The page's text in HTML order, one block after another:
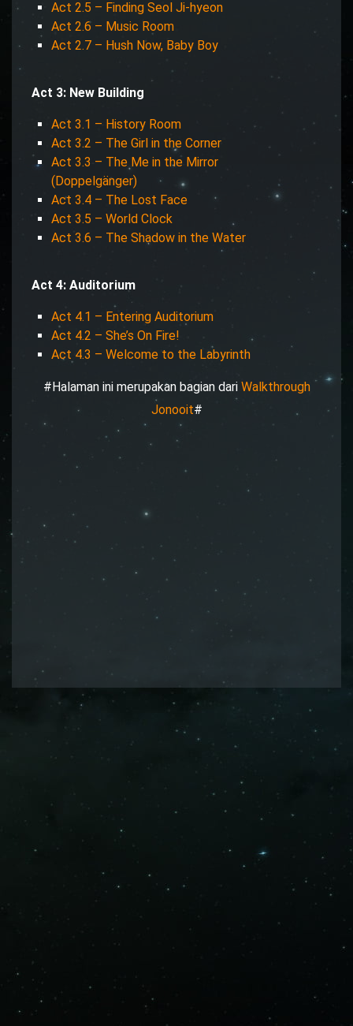
Act 2.5 – Finding Seol Ji-hyeon
Act 2.6 – Music Room
Act 2.7 – Hush Now, Baby Boy
Act 3: New Building
Act 3.1 – History Room
Act 3.2 – The Girl in the Corner
Act 3.3 – The Me in the Mirror
(Doppelgänger)
Act 3.4 – The Lost Face
Act 3.5 – World Clock
Act 3.6 – The Shadow in the Water
Act 4: Auditorium
Act 4.1 – Entering Auditorium
Act 4.2 – She’s On Fire!
Act 4.3 – Welcome to the Labyrinth
#Halaman ini merupakan bagian dari Walkthrough
Jonooit#